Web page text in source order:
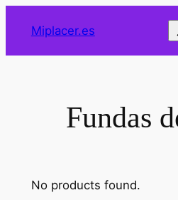
Miplacer.es
Fundas
No products found.